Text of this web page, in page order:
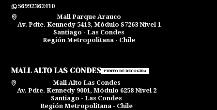
56992362410
Mall Parque Arauco
Av. Pdte. Kennedy 5413, Módulo S7263 Nivel 1
Santiago - Las Condes
Región Metropolitana - Chile
MALL ALTO LAS CONDES PUNTO DE RECOGIDA
Mall Alto Las Condes
Av. Pdte. Kennedy 9001, Módulo 6258 Nivel 2
Santiago - Las Condes
Región Metropolitana - Chile